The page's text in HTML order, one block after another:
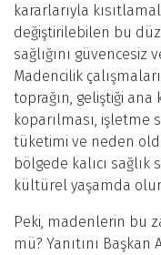
kararlarıyla
değiştirilebilen bu
sağlığını güvencesiz
Madencilik
toprağın, geliştiği ana
koparılması, işletme
tüketimi ve neden
bölgede kalıcı
kültürel yaşamda
Peki, madenlerin bu
mü? Yanıtını Başkan